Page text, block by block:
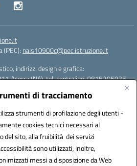
di tracciamento
strumenti di profilazione degli utenti -
cookies tecnici necessari al
del sito, alla fruibilità dei servizi
sono utilizzati, inoltre,
messi a disposizione da Web
nais10900c@pec.istruzione.it
indirizzi design e grafica:
Acerra (NA), tel. centralino: 0815205935
(NA), tel/fax: 0818850905
(NA), tel: 08119660921
| PEC: nais10900c@pec.istruzione.it |
| Codice Univoco ufficio: UFOYYV |